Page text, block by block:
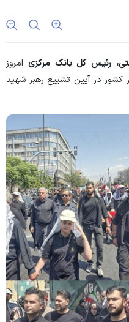
رئیس کل بانک مرکزی امروز
کشور در آیین تشییع رهبر شهید